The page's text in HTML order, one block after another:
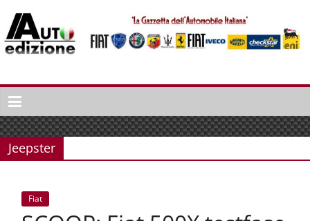
naar
inhoud
Auto
Edizione
La
Gazetta
dell'Automobile
Italiaans
Jeepster
Fiat